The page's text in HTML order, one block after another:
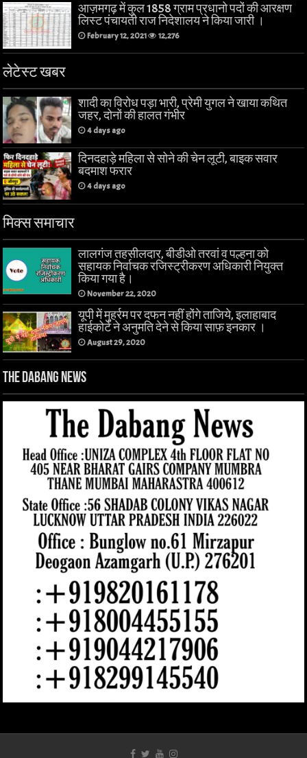
आज़मगढ़ में कुल 1858 ग्राम प्रधानो पदों की आरक्षण
लिस्ट पंचायती राज निदेशालय ने किया जारी ।
February 12, 2021 12,276
लेटेस्ट खबर
शादी का विरोध पड़ा भारी, प्रेमी युगल ने खाया कथित
जहर, दोनों की हालत गंभीर
4 days ago
दिनदहाड़े महिला से सोने की चेन लूटी, बाइक सवार
बदमाश फरार
4 days ago
मिक्स समाचार
लालगंज तहसीलदार, बीडीओ तरवां व पल्हना को
सहायक निर्वाचक रजिस्ट्रीकरण अधिकारी नियुक्त
किया गया है।
November 22, 2020
यूपी में मुहर्रम पर दफन नहीं होंगे ताजिये, इलाहाबाद
हाईकोर्ट ने अनुमति देने से किया साफ़ इनकार ।
August 29, 2020
The Dabang News